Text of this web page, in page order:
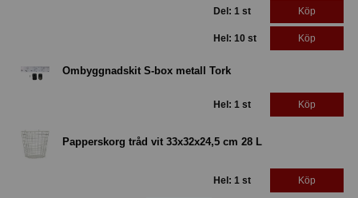
Del: 1 st Köp
Hel: 10 st Köp
Ombyggnadskit S-box metall Tork
Hel: 1 st Köp
Papperskorg tråd vit 33x32x24,5 cm 28 L
Hel: 1 st Köp